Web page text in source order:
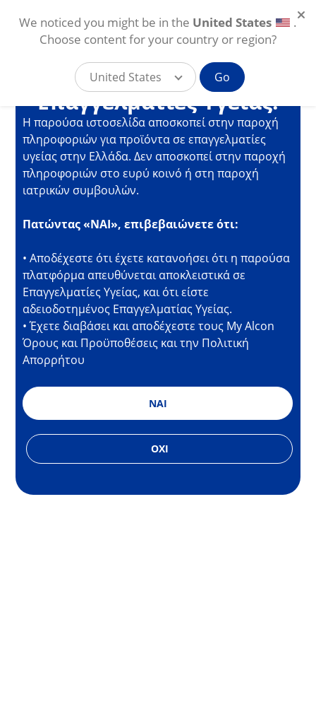
Εισέρχεστε στην
Διαδικτυακή Πλατφόρμα
της Alcon για
Επαγγελματίες Υγείας.
Η παρούσα ιστοσελίδα αποσκοπεί στην παροχή
πληροφοριών για προϊόντα σε επαγγελματίες
υγείας στην Ελλάδα. Δεν αποσκοπεί στην παροχή
πληροφοριών στο ευρύ κοινό ή στη παροχή
ιατρικών συμβουλών.
Πατώντας «ΝΑΙ», επιβεβαιώνετε ότι:
• Αποδέχεστε ότι έχετε κατανοήσει ότι η παρούσα
πλατφόρμα απευθύνεται αποκλειστικά σε
Επαγγελματίες Υγείας, και ότι είστε
αδειοδοτημένος Επαγγελματίας Υγείας.
• Έχετε διαβάσει και αποδέχεστε τους My Alcon
Όρους και Προϋποθέσεις και την Πολιτική
Απορρήτου
NAI
OXI
Παράκαμψη προς το κυρίως περιεχόμενο
We noticed you might be in the United States
.
Choose content for your country or region?
United States Go